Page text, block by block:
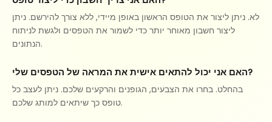
לא. ניתן ליצור את הטופס הראשון באופן מיידי, ללא צורך להירשם. ניתן
ליצור חשבון מאוחר יותר כדי לשמור את הטפסים ולגשת לניתוח
הנתונים.
האם אני יכול להתאים אישית את המראה של הטפסים שלי?
בהחלט. בחרו את הצבעים, הגופנים והרקעים שלכם. ניתן לעצב כל
טופס כך שיתאים למותג שלכם.